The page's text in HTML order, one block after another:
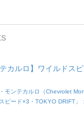
カルロ】ワイルドス
・モンテカルロ（Chevrolet
ピード×3・TOKYO DRIFT」